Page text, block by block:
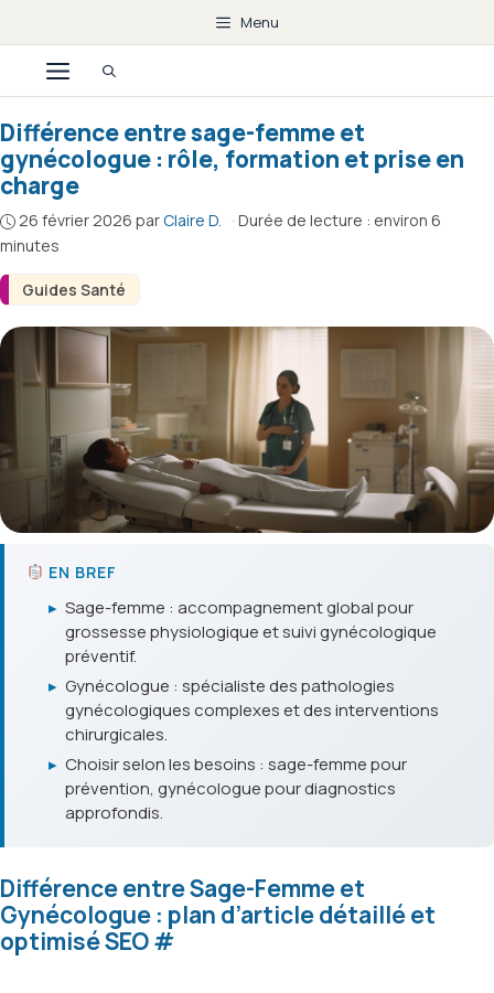
au
contenu
Menu
Menu
Guides Santé
Différence entre sage-femme et
gynécologue : rôle, formation et prise en
charge
26 février 2026 par Claire D. · Durée de lecture : environ 6
minutes
EN BREF
▸ Sage-femme : accompagnement global pour
grossesse physiologique et suivi gynécologique
préventif.
▸ Gynécologue : spécialiste des pathologies
gynécologiques complexes et des interventions
chirurgicales.
▸ Choisir selon les besoins : sage-femme pour
prévention, gynécologue pour diagnostics
approfondis.
Différence entre Sage-Femme et
Gynécologue : plan d’article détaillé et
optimisé SEO#